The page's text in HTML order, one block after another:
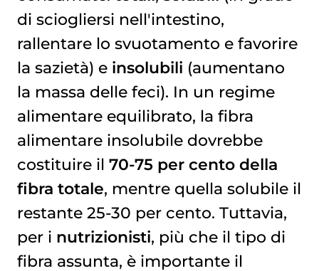
di sciogliersi nell'intestino,
rallentare lo svuotamento e favorire
la sazietà) e insolubili (aumentano
la massa delle feci). In un regime
alimentare equilibrato, la fibra
alimentare insolubile dovrebbe
costituire il 70-75 per cento della
fibra totale, mentre quella solubile il
restante 25-30 per cento. Tuttavia,
per i nutrizionisti, più che il tipo di
fibra assunta, è importante il